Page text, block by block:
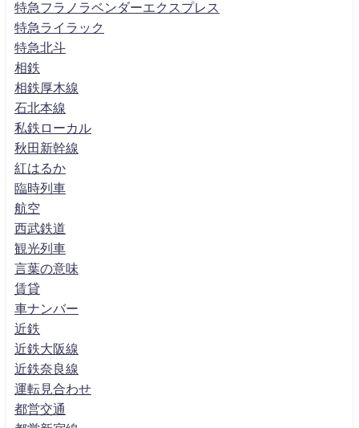
特急フラノラベンダーエクスプレス
特急ライラック
特急北斗
相鉄
相鉄厚木線
石北本線
私鉄ローカル
秋田新幹線
紅はるか
臨時列車
航空
西武鉄道
観光列車
言葉の意味
賃貸
車ナンバー
近鉄
近鉄大阪線
近鉄奈良線
運転見合わせ
都営交通